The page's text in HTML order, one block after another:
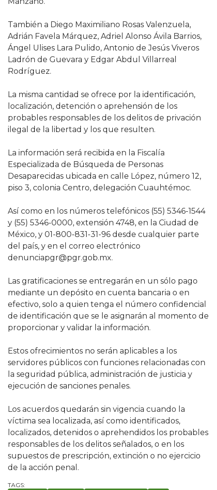
También a Diego Maximiliano Rosas Valenzuela,
Adrián Favela Márquez, Adriel Alonso Ávila Barrios,
Ángel Ulises Lara Pulido, Antonio de Jesús Viveros
Ladrón de Guevara y Edgar Abdul Villarreal
Rodríguez.
La misma cantidad se ofrece por la identificación,
localización, detención o aprehensión de los
probables responsables de los delitos de privación
ilegal de la libertad y los que resulten.
La información será recibida en la Fiscalía
Especializada de Búsqueda de Personas
Desaparecidas ubicada en calle López, número 12,
piso 3, colonia Centro, delegación Cuauhtémoc.
Así como en los números telefónicos (55) 5346-1544
y (55) 5346-0000, extensión 4748, en la Ciudad de
México, y 01-800-831-31-96 desde cualquier parte
del país, y en el correo electrónico
denunciapgr@pgr.gob.mx.
Las gratificaciones se entregarán en un sólo pago
mediante un depósito en cuenta bancaria o en
efectivo, solo a quien tenga el número confidencial
de identificación que se le asignarán al momento de
proporcionar y validar la información.
Estos ofrecimientos no serán aplicables a los
servidores públicos con funciones relacionadas con
la seguridad pública, administración de justicia y
ejecución de sanciones penales.
Los acuerdos quedarán sin vigencia cuando la
víctima sea localizada, así como identificados,
localizados, detenidos o aprehendidos los probables
responsables de los delitos señalados, o en los
supuestos de prescripción, extinción o no ejercicio
de la acción penal.